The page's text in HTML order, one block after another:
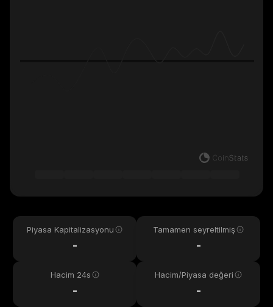
Piyasa Kapitalizasyonu
-
Tamamen seyreltilmiş
-
Hacim 24s
-
Hacim/Piyasa değeri
-